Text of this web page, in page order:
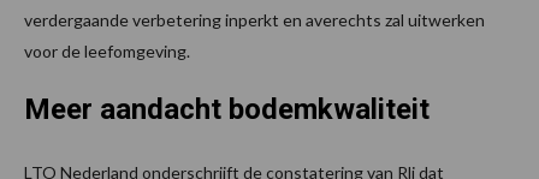
verdergaande verbetering inperkt en averechts zal uitwerken
voor de leefomgeving.
Meer aandacht bodemkwaliteit
LTO Nederland onderschrijft de constatering van Rli dat